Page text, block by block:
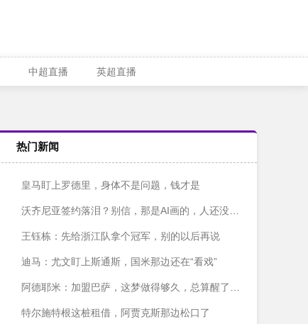
中超直播 英超直播
热门新闻
皇马盯上罗德里，身体不是问题，钱才是
沃齐尼亚签约落泪？别信，那是AI画的，人还没签字呢
王钰栋：先给浙江队拿个冠军，别的以后再说
迪马：尤文盯上斯通斯，国米那边还在“看戏”
阿德耶米：加盟巴萨，这梦做得够久，总算醒了？不对，是成了！
特尔施特根这桩租借，阿贾克斯那边松口了